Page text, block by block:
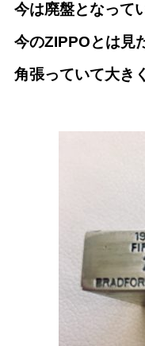
今は廃盤となって
今のZIPPOとは見
角張っていて大き